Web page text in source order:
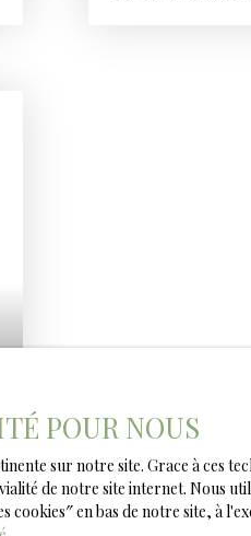
POUR NOUS
sur notre site. Grace à ces
de notre site internet. Nous
en bas de notre site, à